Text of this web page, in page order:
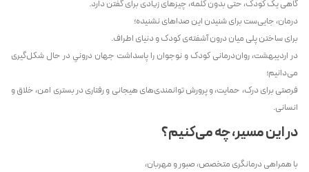
گاهی یک کودک، حتی بدون کلمه، چیزهای زیادی برای گفتن دارد.
درمان، جایی‌ست برای شنیدن این صداهای نشنیده؛
برای ساختن پلی میان درون آشفته‌ی کودک و دنیای اطراف.
در اردیبهشت، روان‌درمانی کودک و نوجوان را پاسداشت جهان درونیِ در حال شکل‌گیری
می‌دانیم؛
فرصتی برای درک، حمایت، و پرورش توانمندی‌های هیجانی و رفتاری در بستری امن، خلاق و
انسانی.
در این مسیر، چه می‌کنیم؟
با همراهی درمانگری متخصص، صبور و مهربان،